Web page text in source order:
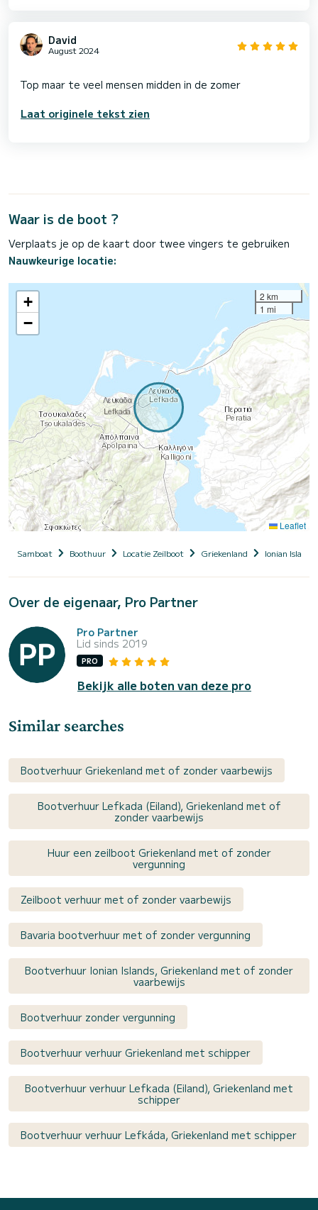
David
August 2024
Laat originele tekst zien
Waar is de boot ?
Verplaats je op de kaart door twee vingers te gebruiken
Nauwkeurige locatie:
+
−
2 km
1 mi
Leaflet
Samboat Boothuur Locatie Zeilboot Griekenland Ionian Islands
Over de eigenaar, Pro Partner
Pro Partner
Lid sinds 2019
PRO
Bekijk alle boten van deze pro
Similar searches
Bootverhuur Griekenland met of zonder vaarbewijs
Bootverhuur Lefkada (Eiland), Griekenland met of
zonder vaarbewijs
Huur een zeilboot Griekenland met of zonder
vergunning
Zeilboot verhuur met of zonder vaarbewijs
Bavaria bootverhuur met of zonder vergunning
Bootverhuur Ionian Islands, Griekenland met of zonder
vaarbewijs
Bootverhuur zonder vergunning
Bootverhuur verhuur Griekenland met schipper
Bootverhuur verhuur Lefkada (Eiland), Griekenland met
schipper
Bootverhuur verhuur Lefkáda, Griekenland met schipper